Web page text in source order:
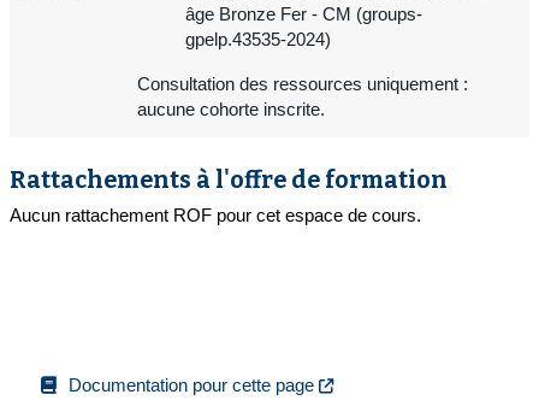
âge Bronze Fer - CM (groups-
gpelp.43535-2024)
Consultation des ressources uniquement :
aucune cohorte inscrite.
Rattachements à l'offre de formation
Aucun rattachement ROF pour cet espace de cours.
Documentation pour cette page